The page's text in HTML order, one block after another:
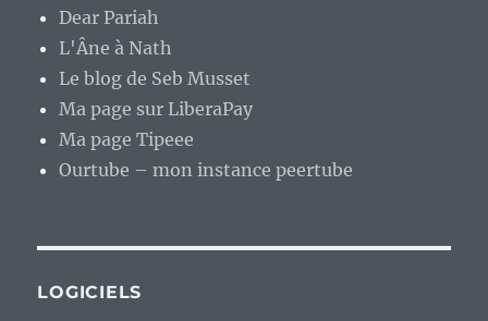
Dear Pariah
L'Âne à Nath
Le blog de Seb Musset
Ma page sur LiberaPay
Ma page Tipeee
Ourtube – mon instance peertube
LOGICIELS